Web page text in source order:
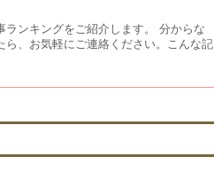
ンキングをご紹介します。 分からな
、お気軽にご連絡ください。こんな記